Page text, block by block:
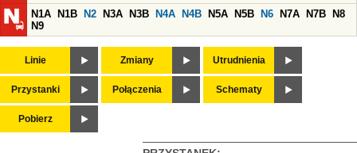
N1A
N1B N2 N3A N3B N4A N4B N5A N5B N6 N7A N7B
N8
N9
Linie Zmiany Utrudnienia
Przystanki Połączenia Schematy
Pobierz